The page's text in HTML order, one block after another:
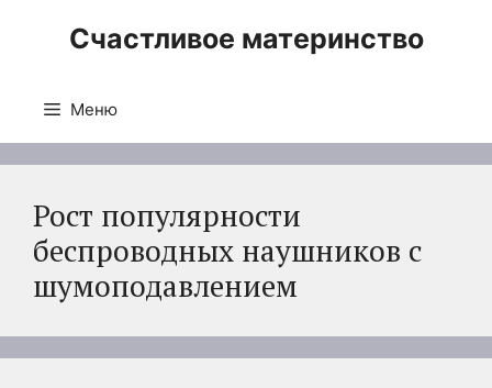
Счастливое материнство
Меню
Рост популярности
беспроводных наушников с
шумоподавлением